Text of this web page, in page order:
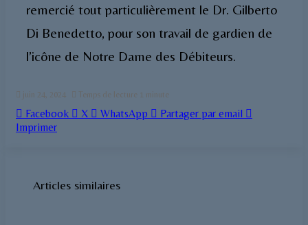
remercié tout particulièrement le Dr. Gilberto
Di Benedetto, pour son travail de gardien de
l’icône de Notre Dame des Débiteurs.
juin 24, 2024 Temps de lecture 1 minute
Facebook X WhatsApp
Partager par email
Imprimer
Articles similaires